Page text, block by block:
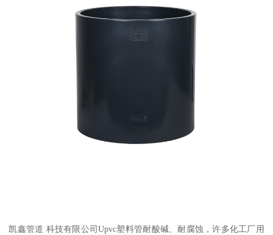
凯鑫管道 科技有限公司Upvc塑料管耐酸碱、耐腐蚀，许多化工厂用